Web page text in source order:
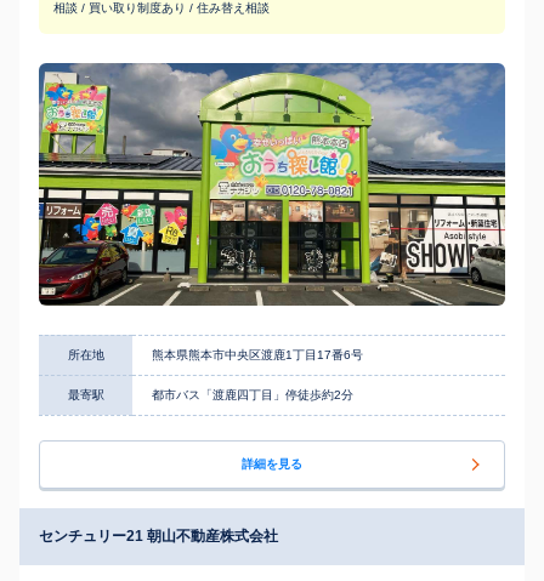
相談 / 買い取り制度あり / 住み替え相談
所在地 熊本県熊本市中央区渡鹿1丁目17番6号
最寄駅 都市バス「渡鹿四丁目」停徒歩約2分
詳細を見る
センチュリー21 朝山不動産株式会社